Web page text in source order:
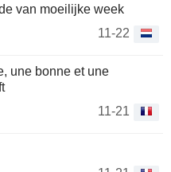
van moeilijke week
11-22
une bonne et une
11-21